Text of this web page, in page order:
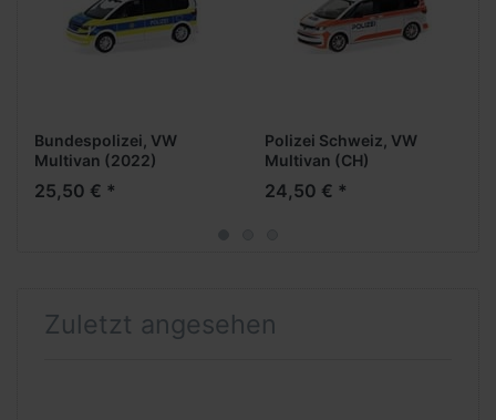
Bundespolizei, VW
Multivan (2022)
25,50 € *
Polizei Schweiz, VW
Multivan (CH)
24,50 € *
Zuletzt angesehen